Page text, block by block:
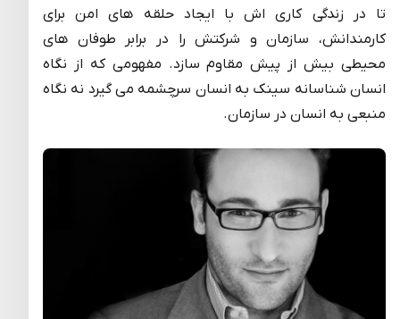
تا در زندگی کاری اش با ایجاد حلقه های امن برای
کارمندانش، سازمان و شرکتش را در برابر طوفان های
محیطی بیش از پیش مقاوم سازد. مفهومی که از نگاه
انسان شناسانه سینک به انسان سرچشمه می گیرد نه نگاه
منبعی به انسان در سازمان.